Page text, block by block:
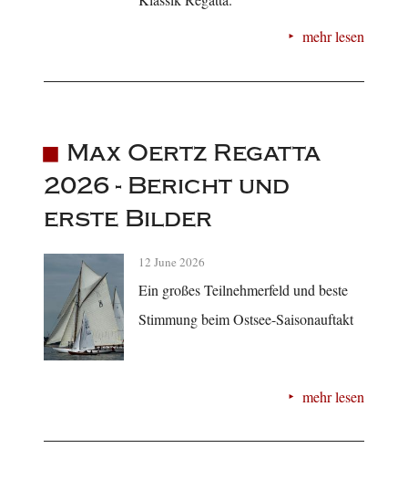
mehr lesen
Max Oertz Regatta
2026 - Bericht und
erste Bilder
12 June 2026
Ein großes Teilnehmerfeld und beste
Stimmung beim Ostsee-Saisonauftakt
mehr lesen